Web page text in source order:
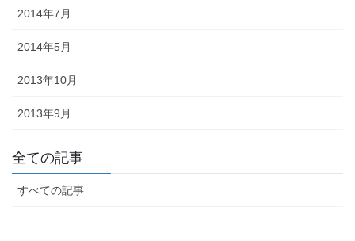
2014年7月
2014年5月
2013年10月
2013年9月
全ての記事
すべての記事